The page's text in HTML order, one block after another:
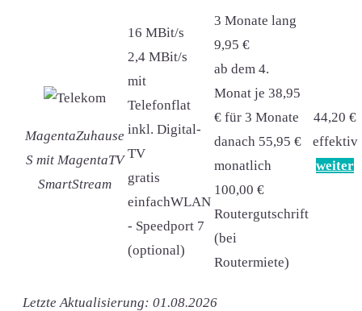
MagentaZuhause
S mit MagentaTV
SmartStream
16 MBit/s
2,4 MBit/s
mit
Telefonflat
inkl. Digital-
TV
gratis
einfachWLAN
- Speedport 7
(optional)
3 Monate lang
9,95 €
ab dem 4.
Monat je 38,95
€ für 3 Monate
danach 55,95 €
monatlich
100,00 €
Routergutschrift
(bei
Routermiete)
44,20 €
effektiv
weiter
Letzte Aktualisierung: 01.08.2026